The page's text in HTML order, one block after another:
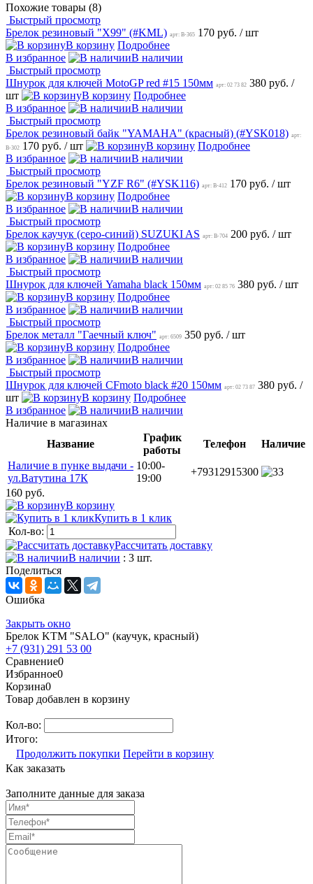
Похожие товары (8)
Быстрый просмотр
Брелок резиновый "X99" (#KML) арт: B-365 170 руб. / шт
В корзину Подробнее
В избранное
В наличии
Быстрый просмотр
Шнурок для ключей MotoGP red #15 150мм арт: 02 73 82 380 руб. /
шт
В корзину Подробнее
В избранное
В наличии
Быстрый просмотр
Брелок резиновый байк "YAMAHA" (красный) (#YSK018) арт:
B-302 170 руб. / шт В корзину Подробнее
В избранное
В наличии
Быстрый просмотр
Брелок резиновый "YZF R6" (#YSK116) арт: B-412 170 руб. / шт
В корзину Подробнее
В избранное
В наличии
Быстрый просмотр
Брелок каучук (серо-синий) SUZUKI AS арт: B-704 200 руб. / шт
В корзину Подробнее
В избранное
В наличии
Быстрый просмотр
Шнурок для ключей Yamaha black 150мм арт: 02 85 76 380 руб. / шт
В корзину Подробнее
В избранное
В наличии
Быстрый просмотр
Брелок металл "Гаечный ключ" арт: 6509 350 руб. / шт
В корзину Подробнее
В избранное
В наличии
Быстрый просмотр
Шнурок для ключей CFmoto black #20 150мм арт: 02 73 87 380 руб. /
шт
В корзину Подробнее
В избранное
В наличии
Наличие в магазинах
Название
График
работы
Телефон
Наличие
Наличие в пунке выдачи -
ул.Ватутина 17К
10:00-
19:00
+79312915300
3
160 руб.
В корзину
Купить в 1 клик
Кол-во:
Рассчитать доставку
В наличии : 3 шт.
Поделиться
Ошибка
Закрыть окно
Брелок KTM "SALO" (каучук, красный)
+7 (931) 291 53 00
Сравнение0
Избранное0
Корзина0
Товар добавлен в корзину
Кол-во:
Итого:
Продолжить покупки Перейти в корзину
Как заказать
Заполните данные для заказа